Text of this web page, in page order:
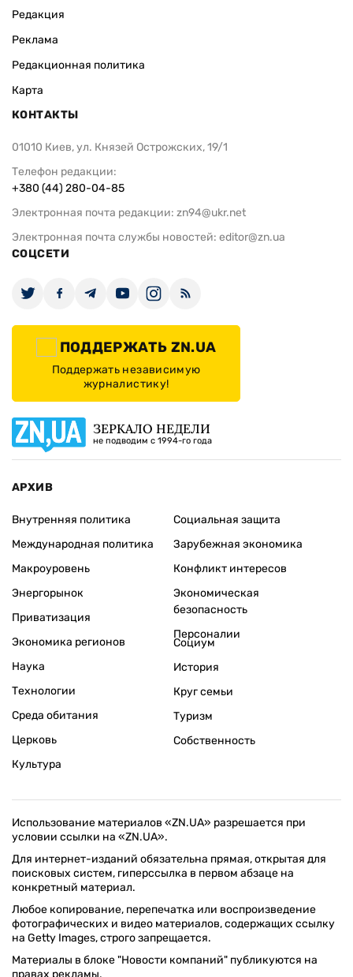
Редакция
Реклама
Редакционная политика
Карта
КОНТАКТЫ
01010 Киев, ул. Князей Острожских, 19/1
Телефон редакции:
+380 (44) 280-04-85
Электронная почта редакции: zn94@ukr.net
Электронная почта службы новостей: editor@zn.ua
СОЦСЕТИ
ПОДДЕРЖАТЬ ZN.UA
Поддержать независимую
журналистику!
ЗЕРКАЛО НЕДЕЛИ
не подводим с 1994-го года
АРХИВ
Внутренняя политика
Международная политика
Макроуровень
Энергорынок
Приватизация
Экономика регионов
Социальная защита
Зарубежная экономика
Конфликт интересов
Экономическая
безопасность
Персоналии
Наука
Технологии
Среда обитания
Церковь
Культура
Социум
История
Круг семьи
Туризм
Собственность
Использование материалов «ZN.UA» разрешается при
условии ссылки на «ZN.UA».
Для интернет-изданий обязательна прямая, открытая для
поисковых систем, гиперссылка в первом абзаце на
конкретный материал.
Любое копирование, перепечатка или воспроизведение
фотографических и видео материалов, содержащих ссылку
на Getty Images, строго запрещается.
Материалы в блоке "Новости компаний" публикуются на
правах рекламы.